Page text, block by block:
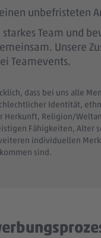
unbefristeten
starkes Team und
Unsere
Teamevents.
dass bei uns alle
Identität,
Herkunft, Religion/
Fähigkeiten, Alter
individuellen
sind.